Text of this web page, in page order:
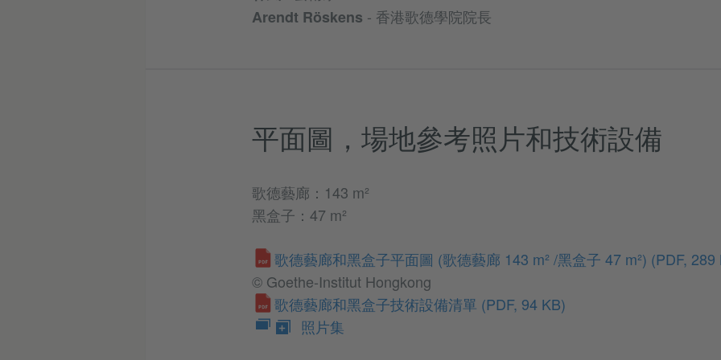
Arendt Röskens - 香港歌德學院院長
平面圖，場地參考照片和技術設備
歌德藝廊：143 m²
黑盒子：47 m²
歌德藝廊和黑盒子平面圖 (歌德藝廊 143 m² /黑盒子 47 m²) (PDF, 289
© Goethe-Institut Hongkong
歌德藝廊和黑盒子技術設備清單 (PDF, 94 KB)
照片集